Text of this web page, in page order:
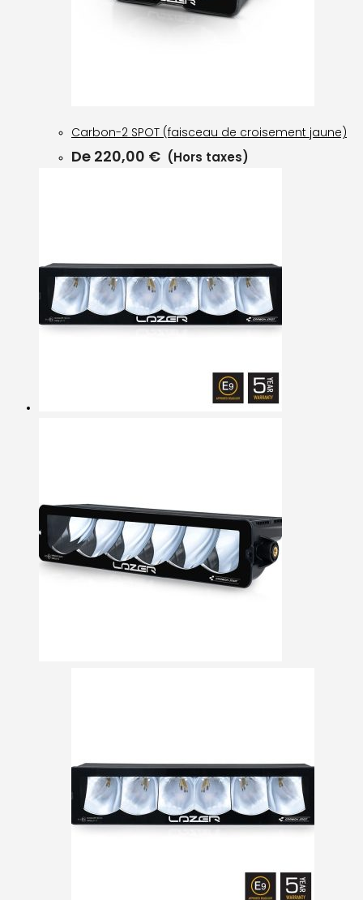
Carbon-2 SPOT (faisceau de croisement jaune)
De 220,00 € (Hors taxes)